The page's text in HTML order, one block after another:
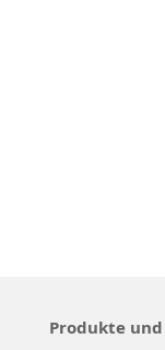
Produkte und